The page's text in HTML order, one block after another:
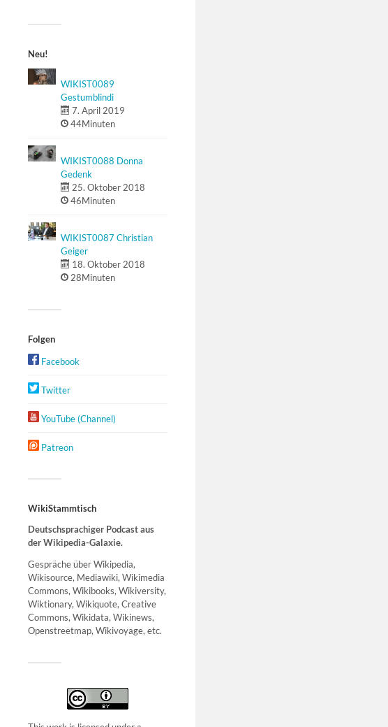
Neu!
WIKIST0089
Gestumblindi
7. April 2019
44Minuten
WIKIST0088 Donna
Gedenk
25. Oktober 2018
46Minuten
WIKIST0087 Christian
Geiger
18. Oktober 2018
28Minuten
Folgen
Facebook
Twitter
YouTube (Channel)
Patreon
WikiStammtisch
Deutschsprachiger Podcast aus
der Wikipedia-Galaxie.
Gespräche über Wikipedia,
Wikisource, Mediawiki, Wikimedia
Commons, Wikibooks, Wikiversity,
Wiktionary, Wikiquote, Creative
Commons, Wikidata, Wikinews,
Openstreetmap, Wikivoyage, etc.